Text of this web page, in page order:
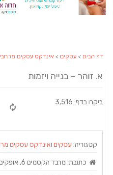
דף הבית > עסקים > אינדקס עסקים מרחבי
א. זוהר – בנייה ויזמות
ביקרו בדף: 3,516
קטגוריה: עסקים ואינדקס עסקים
כתובת: מרבד הקסמים 6, אופקים